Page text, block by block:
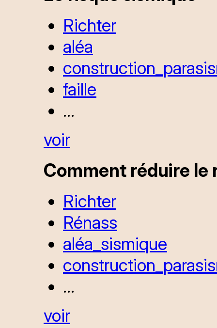
Richter
aléa
faille
...
voir
Comment réduire le
Richter
Rénass
aléa_sismique
...
voir